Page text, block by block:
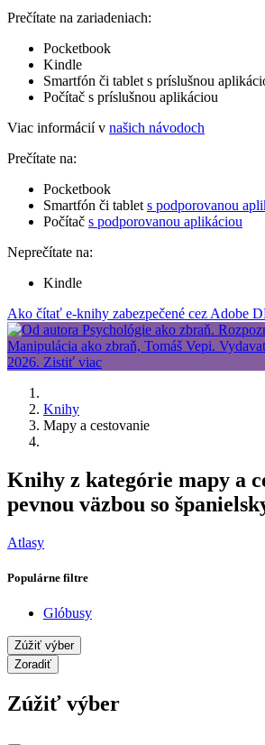
Prečítate na zariadeniach:
Pocketbook
Kindle
Smartfón či tablet s príslušnou
Počítač s príslušnou aplikáciou
Viac informácií v našich návodoch
Prečítate na:
Pocketbook
Smartfón či tablet s podporovanou
Počítač s podporovanou aplikáciou
Neprečítate na:
Kindle
Ako čítať e-knihy zabezpečené cez Adobe
Knihy
Mapy a cestovanie
Knihy z kategórie mapy a
pevnou väzbou so
Atlasy
Populárne filtre
Glóbusy
Zúžiť výber
Zoradiť
Zúžiť výber